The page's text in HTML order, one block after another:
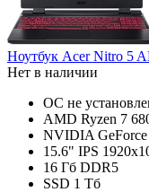
Ноутбук Acer Nitro 5
Нет в наличии
ОС не
AMD Ryzen 7
NVIDIA
15.6" IPS
16 Гб DDR5
SSD 1 Тб